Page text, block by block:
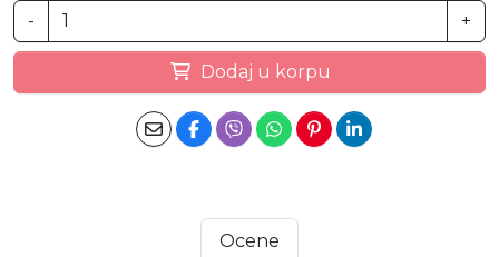
- +
Dodaj u korpu
Ocene